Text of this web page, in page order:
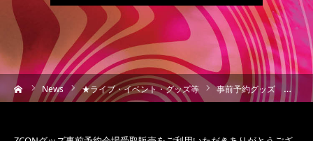
News ★ライブ・イベント・グッズ等 事前予約グッズ 受取時間等についてのお知らせとお願い